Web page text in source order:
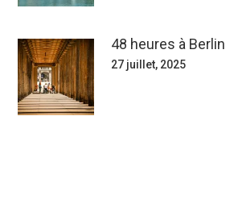
48 heures à Berlin
27 juillet, 2025